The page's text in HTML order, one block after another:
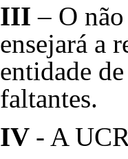
III– O
ensejará a
entidade
faltantes.
IV - A